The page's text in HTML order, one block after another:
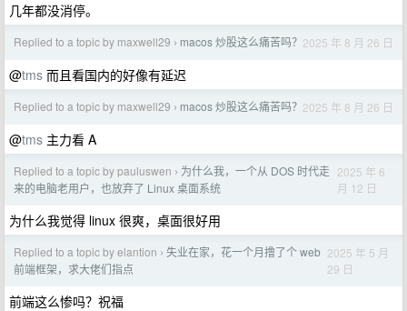
几年都没消停。
Replied to a topic by maxwell29 › macos 炒股这么痛苦吗？ 2025 年 8 月 26 日
@tms 而且看国内的好像有延迟
Replied to a topic by maxwell29 › macos 炒股这么痛苦吗？ 2025 年 8 月 26 日
@tms 主力看 A
Replied to a topic by pauluswen › 为什么我，一个从 DOS 时代走
来的电脑老用户，也放弃了 Linux 桌面系统
2025 年 6
月 12 日
为什么我觉得 linux 很爽，桌面很好用
Replied to a topic by elantion › 失业在家，花一个月撸了个 web
前端框架，求大佬们指点
2025 年 5 月
29 日
前端这么惨吗？祝福